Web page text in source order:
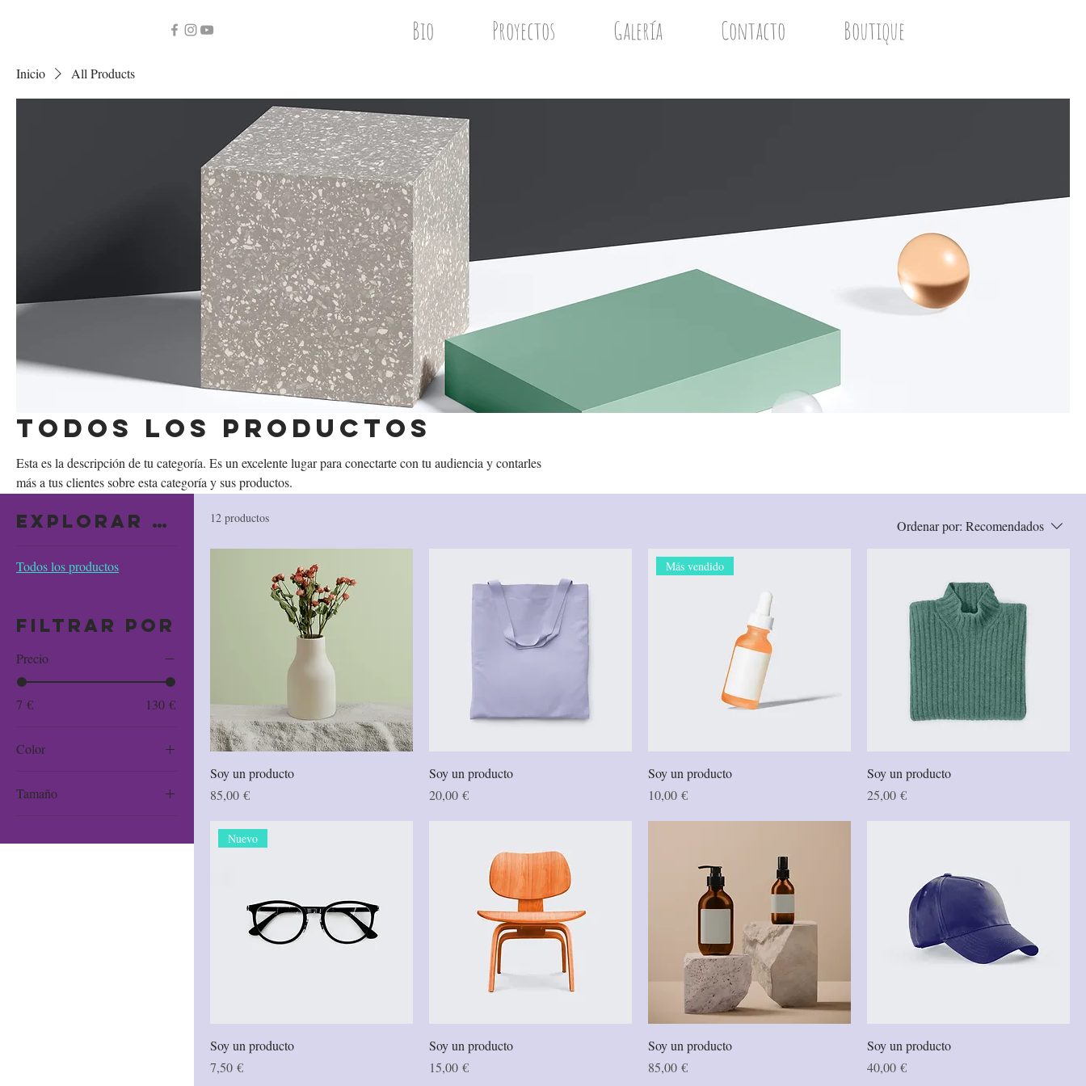
Bio Proyectos Galería Contacto Boutique
Inicio All Products
Todos los productos
Esta es la descripción de tu categoría. Es un excelente lugar para conectarte con tu audiencia y contarles
más a tus clientes sobre esta categoría y sus productos.
Explorar por
Todos los productos
Filtrar por
Precio
7 € 130 €
Color
Tamaño
Mediano
12 productos Ordenar por: Recomendados
Soy un producto
Precio
85,00 €
Soy un producto
Precio
20,00 €
Más vendido
Soy un producto
Precio
10,00 €
Soy un producto
Precio
25,00 €
Nuevo
Soy un producto
Precio
7,50 €
Soy un producto
Precio
15,00 €
Soy un producto
Precio
85,00 €
Soy un producto
Precio
40,00 €